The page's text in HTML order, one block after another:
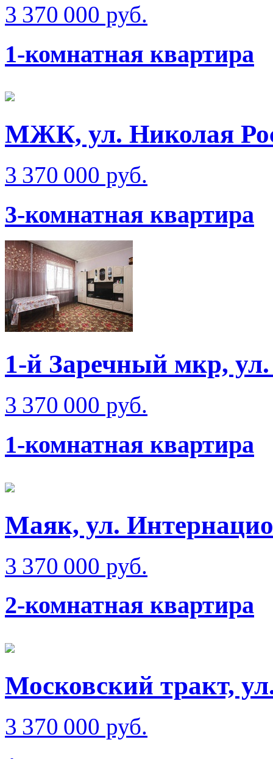
3 370 000 руб.
1-комнатная квартира
МЖК, ул. Николая
3 370 000 руб.
3-комнатная квартира
1-й Заречный мкр,
3 370 000 руб.
1-комнатная квартира
Маяк, ул.
3 370 000 руб.
2-комнатная квартира
Московский тракт,
3 370 000 руб.